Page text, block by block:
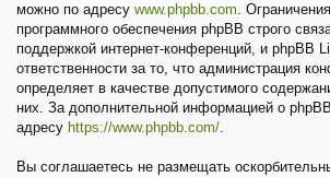
можно по адресу www.phpbb.com.
программного обеспечения phpBB строго
поддержкой интернет-конференций, и phpBB
ответственности за то, что администрация
определяет в качестве допустимого
них. За дополнительной информацией о
адресу https://www.phpbb.com/.
Вы соглашаетесь не размещать